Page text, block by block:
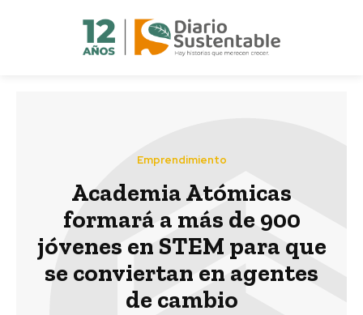
Emprendimiento
Academia Atómicas
formará a más de 900
jóvenes en STEM para que
se conviertan en agentes
de cambio